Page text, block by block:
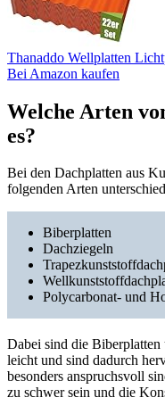
Thanaddo Wellplatten
Bei Amazon kaufen
Welche Arten
es?
Bei den Dachplatten aus
folgenden Arten
Biberplatten
Dachziegeln
Polycarbonat- und
Dabei sind die
leicht und sind dadurch
besonders anspruchsvoll
zu schwer sein und die